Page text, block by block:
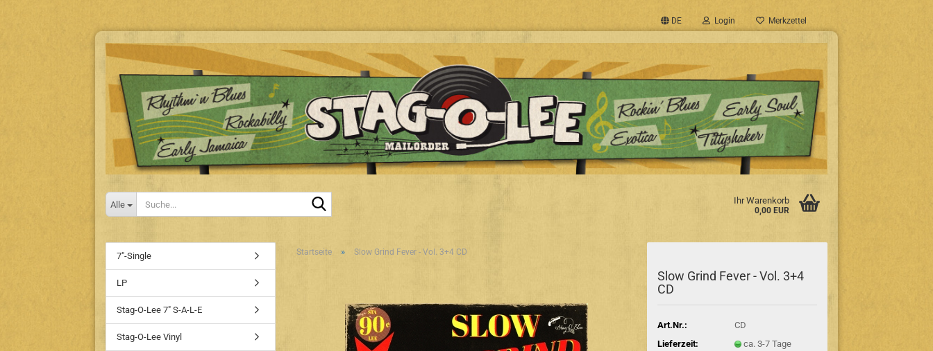
DE Login Merkzettel
Alle Ihr Warenkorb
0,00 EUR
Startseite » Slow Grind Fever - Vol. 3+4 CD
Slow Grind Fever - Vol. 3+4
CD
Art.Nr.:
CD
Lieferzeit:
ca. 3-7 Tage
7"-Single
LP
Stag-O-Lee 7" S-A-L-E
Stag-O-Lee Vinyl